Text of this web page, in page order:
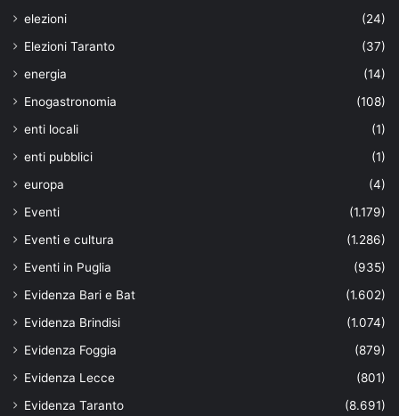
elezioni
(24)
Elezioni Taranto
(37)
energia
(14)
Enogastronomia
(108)
enti locali
(1)
enti pubblici
(1)
europa
(4)
Eventi
(1.179)
Eventi e cultura
(1.286)
Eventi in Puglia
(935)
Evidenza Bari e Bat
(1.602)
Evidenza Brindisi
(1.074)
Evidenza Foggia
(879)
Evidenza Lecce
(801)
Evidenza Taranto
(8.691)